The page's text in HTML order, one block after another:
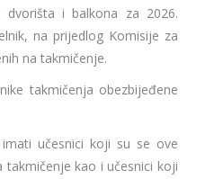
dvorišta i balkona za 2026.
na prijedlog Komisije za
na takmičenje.
takmičenja obezbijeđene
učesnici koji su se ove
takmičenje kao i učesnici koji